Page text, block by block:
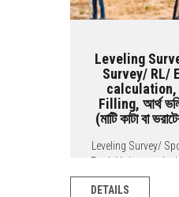
Leveling
Survey/ RL/
calculation,
Filling, আর্থ
(মাটি কাটা বা
Leveling Survey/
Earth Volume
DETAILS